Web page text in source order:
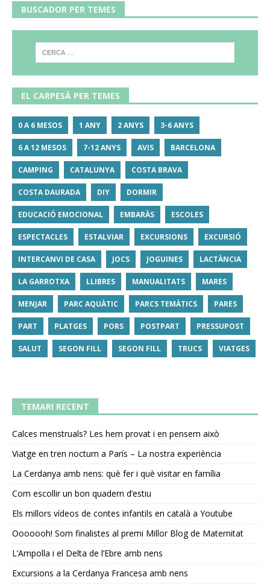
BUSCADOR PER TEMES
EL CARPESÀ PER TEMES
0 A 6 MESOS 1 ANY 2 ANYS 3-6 ANYS
6 A 12 MESOS 7-12 ANYS AVIS BARCELONA
CAMPING CATALUNYA COSTA BRAVA
COSTA DAURADA DIY DORMIR
EDUCACIÓ EMOCIONAL EMBARÀS ESCOLES
ESPECTACLES ESTALVIAR EXCURSIONS EXCURSIÓ
INTERCANVI DE CASA JOCS JOGUINES LACTÀNCIA
LA GARROTXA LLIBRES MANUALITATS MARES
MENJAR PARC AQUÀTIC PARCS TEMÀTICS PARES
PART PLATGES PORS POSTPART PRESSUPOST
SALUT SEGON FILL SEGON FILL TRUCS VIATGES
TEMARI RECENT
Calces menstruals? Les hem provat i en pensem això
Viatge en tren nocturn a París – La nostra experiència
La Cerdanya amb nens: què fer i què visitar en família
Com escollir un bon quadern d’estiu
Els millors vídeos de contes infantils en català a Youtube
Ooooooh! Som finalistes al premi Millor Blog de Maternitat
L’Ampolla i el Delta de l’Ebre amb nens
Excursions a la Cerdanya Francesa amb nens